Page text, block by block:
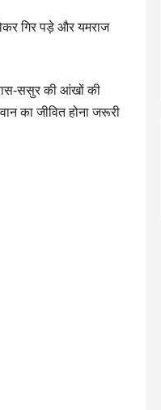
गिर पड़े और यमराज
सास-ससुर की आंखों की
का जीवित होना जरूरी